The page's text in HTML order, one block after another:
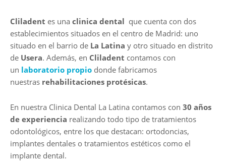
Cliladent es una clinica dental que cuenta con dos
establecimientos situados en el centro de Madrid: uno
situado en el barrio de La Latina y otro situado en distrito
de Usera. Además, en Cliladent contamos con
un laboratorio propio donde fabricamos
nuestras rehabilitaciones protésicas.
En nuestra Clinica Dental La Latina contamos con 30 años
de experiencia realizando todo tipo de tratamientos
odontológicos, entre los que destacan: ortodoncias,
implantes dentales o tratamientos estéticos como el
implante dental.